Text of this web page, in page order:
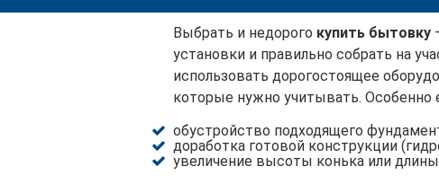
Выбрать и недорого купить бытовку
установки и правильно собрать на
использовать дорогостоящее
которые нужно учитывать. Особенно
обустройство подходящего
доработка готовой конструкции
увеличение высоты конька или длины